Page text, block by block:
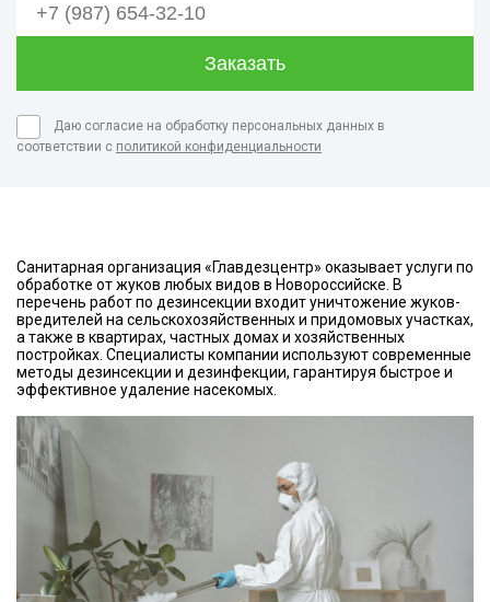
Даю согласие на обработку персональных данных в
соответствии с политикой конфиденциальности
Санитарная организация «Главдезцентр» оказывает услуги по
обработке от жуков любых видов в Новороссийске. В
перечень работ по дезинсекции входит уничтожение жуков-
вредителей на сельскохозяйственных и придомовых участках,
а также в квартирах, частных домах и хозяйственных
постройках. Специалисты компании используют современные
методы дезинсекции и дезинфекции, гарантируя быстрое и
эффективное удаление насекомых.